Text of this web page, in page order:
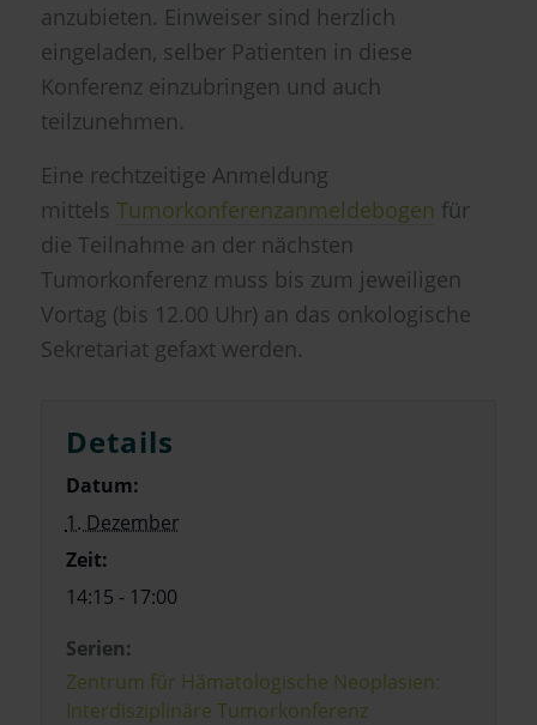
anzubieten. Einweiser sind herzlich
eingeladen, selber Patienten in diese
Konferenz einzubringen und auch
teilzunehmen.
Eine rechtzeitige Anmeldung
mittels Tumorkonferenzanmeldebogen für
die Teilnahme an der nächsten
Tumorkonferenz muss bis zum jeweiligen
Vortag (bis 12.00 Uhr) an das onkologische
Sekretariat gefaxt werden.
Details
Datum:
1. Dezember
Zeit:
14:15 - 17:00
Serien:
Zentrum für Hämatologische Neoplasien:
Interdisziplinäre Tumorkonferenz